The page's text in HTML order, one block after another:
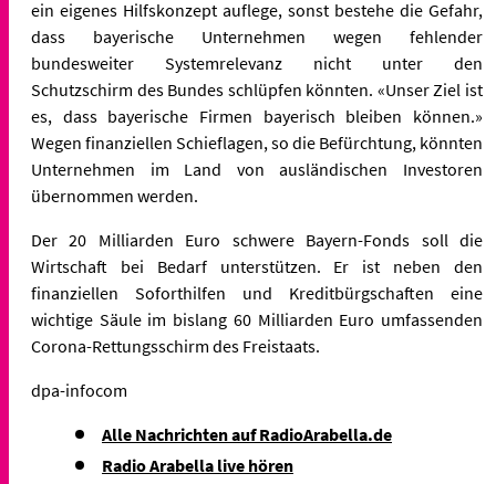
ein eigenes Hilfskonzept auflege, sonst bestehe die Gefahr,
dass bayerische Unternehmen wegen fehlender
bundesweiter Systemrelevanz nicht unter den
Schutzschirm des Bundes schlüpfen könnten. «Unser Ziel ist
es, dass bayerische Firmen bayerisch bleiben können.»
Wegen finanziellen Schieflagen, so die Befürchtung, könnten
Unternehmen im Land von ausländischen Investoren
übernommen werden.
Der 20 Milliarden Euro schwere Bayern-Fonds soll die
Wirtschaft bei Bedarf unterstützen. Er ist neben den
finanziellen Soforthilfen und Kreditbürgschaften eine
wichtige Säule im bislang 60 Milliarden Euro umfassenden
Corona-Rettungsschirm des Freistaats.
dpa-infocom
Alle Nachrichten auf RadioArabella.de
Radio Arabella live hören